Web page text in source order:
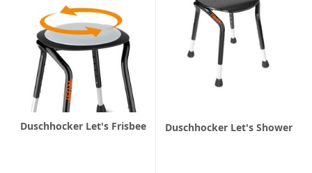
Duschhocker Let's Frisbee Duschhocker Let's Shower